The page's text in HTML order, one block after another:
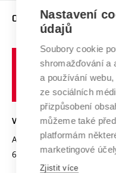
E-přihláška
Doktorské studium
Podpora podnikání
Mezinárodní vědecká rada
Systém zajišťování kvality
Výzkumné infrastruktury
Transfer znalostí
Open Science
Projekty
Projekty ze strukturálních
Specifický výzkum
Firemní spolupráce
Zahraniční spolupráce
Spolupráce se školami
Mezinárodní dohody
Univerzitní sítě
O UNIVERZITĚ
Profil univerzity
Udržitelná univerzita
Podnikavá univerzita /
Bezpečná univerzita
Vyznamenání
Organizační struktura
VYSOKÉ UČENÍ
Antonínská 548/1
602 00 Brno
Nastavení
údajů
Soubory cookie
shromažďování a
a používání
ze sociálních
přizpůsobení
můžeme také
platformám
marketingové
Zjistit více